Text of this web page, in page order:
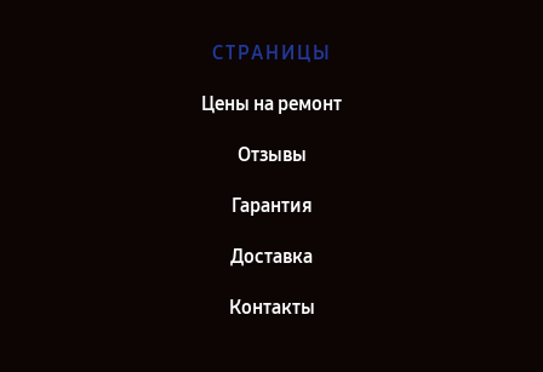
СТРАНИЦЫ
Цены на ремонт
Отзывы
Гарантия
Доставка
Контакты